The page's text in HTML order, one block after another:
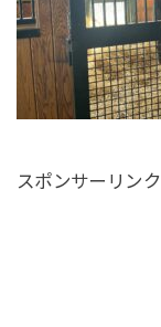
スポンサーリンク